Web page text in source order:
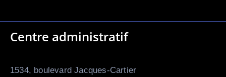
Centre administratif
1534, boulevard Jacques-Cartier